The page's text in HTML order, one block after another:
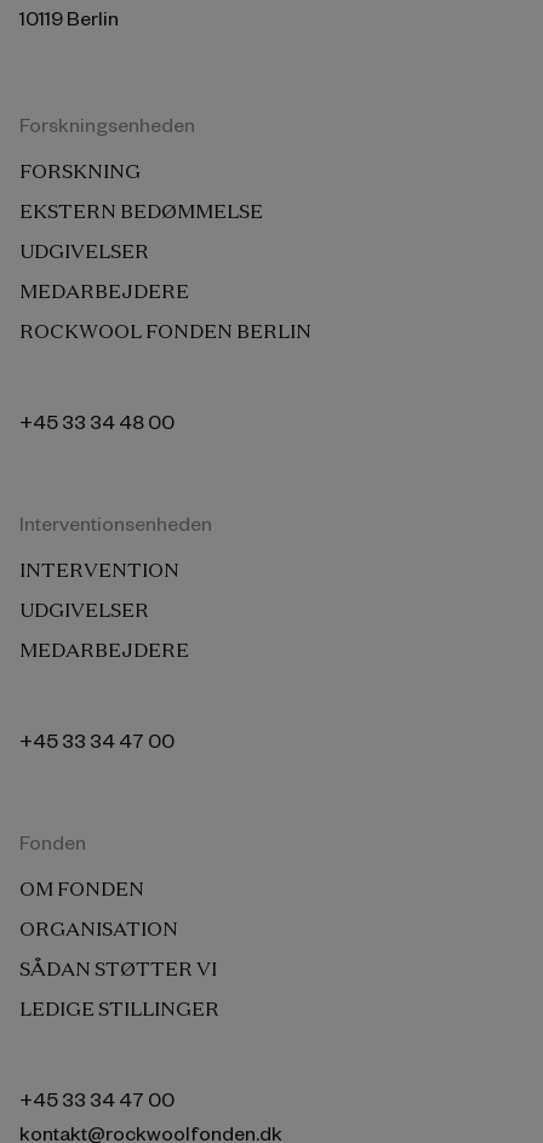
10119 Berlin
Forskningsenheden
FORSKNING
EKSTERN BEDØMMELSE
UDGIVELSER
MEDARBEJDERE
ROCKWOOL FONDEN BERLIN
+45 33 34 48 00
Interventionsenheden
INTERVENTION
UDGIVELSER
MEDARBEJDERE
+45 33 34 47 00
Fonden
OM FONDEN
ORGANISATION
SÅDAN STØTTER VI
LEDIGE STILLINGER
+45 33 34 47 00
kontakt@rockwoolfonden.dk